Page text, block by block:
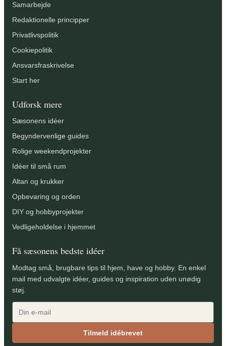
Samarbejde
Redaktionelle principper
Privatlivspolitik
Cookiepolitik
Ansvarsfraskrivelse
Start her
Udforsk mere
Sæsonens idéer
Begyndervenlige guides
Rolige weekendprojekter
Idéer til små rum
Altan og krukker
Opbevaring og orden
DIY og hobbyprojekter
Vedligeholdelse i hjemmet
Få sæsonens bedste idéer
Modtag små, brugbare tips til hjem, have og hobby. En enkel
mail med udvalgte idéer, guides og inspiration uden unødig
støj.
Tilmeld idébrevet